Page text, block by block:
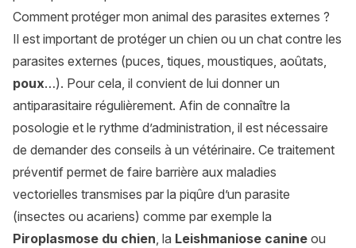
Comment protéger mon animal des parasites externes ?
Il est important de protéger un chien ou un chat contre les
parasites externes (puces, tiques, moustiques, aoûtats,
poux…). Pour cela, il convient de lui donner un
antiparasitaire régulièrement. Afin de connaître la
posologie et le rythme d’administration, il est nécessaire
de demander des conseils à un vétérinaire. Ce traitement
préventif permet de faire barrière aux maladies
vectorielles transmises par la piqûre d’un parasite
(insectes ou acariens) comme par exemple la
Piroplasmose du chien, la Leishmaniose canine ou